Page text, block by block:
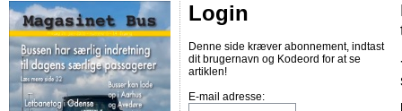
Login
Denne side kræver abonnement, indtast
dit brugernavn og Kodeord for at se
artiklen!
E-mail adresse: